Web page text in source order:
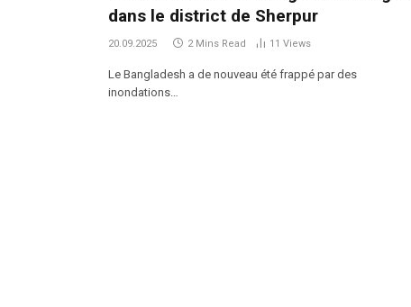
dans le district de Sherpur
20.09.2025 2 Mins Read 11 Views
Le Bangladesh a de nouveau été frappé par des
inondations…